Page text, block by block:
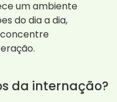
um ambiente
do dia a dia,
da internação?